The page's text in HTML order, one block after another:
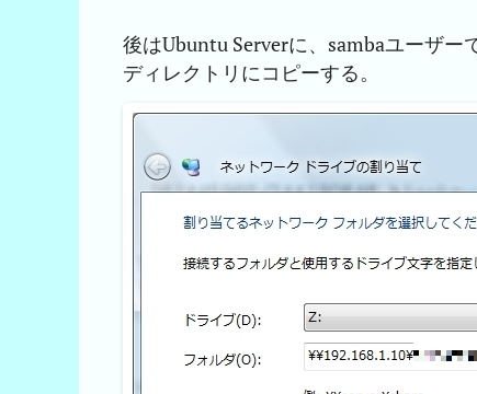
後はUbuntu Serverに、sambaユーザ
ディレクトリにコピーする。